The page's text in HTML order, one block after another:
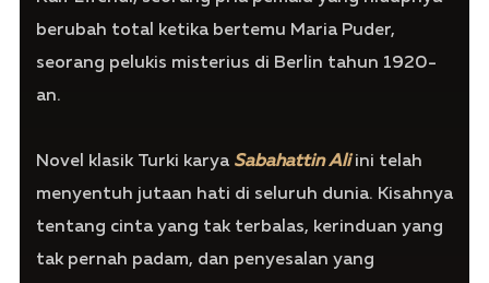
berubah total ketika bertemu Maria Puder,
seorang pelukis misterius di Berlin tahun 1920-
an.
Novel klasik Turki karya Sabahattin Aliini telah
menyentuh jutaan hati di seluruh dunia. Kisahnya
tentang cinta yang tak terbalas, kerinduan yang
tak pernah padam, dan penyesalan yang